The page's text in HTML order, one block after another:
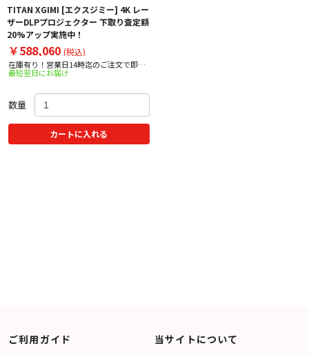
TITAN XGIMI [エクスジミー] 4K レー
ザーDLPプロジェクター 下取り査定額
20%アップ実施中！
￥588,060 (税込)
在庫有り！営業日14時迄のご注文で即日
出荷！
最短翌日にお届け
数量
カートに入れる
ご利用ガイド 当サイトについて